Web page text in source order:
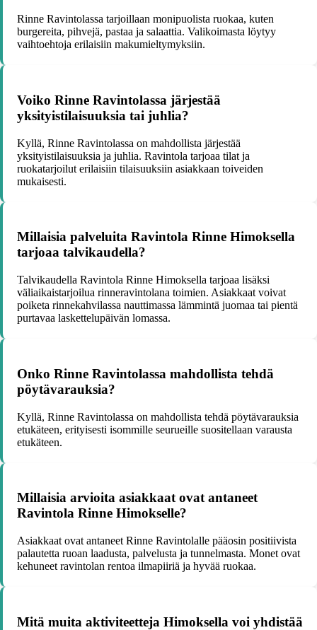
Rinne Ravintolassa tarjoillaan monipuolista ruokaa, kuten
burgereita, pihvejä, pastaa ja salaattia. Valikoimasta löytyy
vaihtoehtoja erilaisiin makumieltymyksiin.
Voiko Rinne Ravintolassa järjestää
yksityistilaisuuksia tai juhlia?
Kyllä, Rinne Ravintolassa on mahdollista järjestää
yksityistilaisuuksia ja juhlia. Ravintola tarjoaa tilat ja
ruokatarjoilut erilaisiin tilaisuuksiin asiakkaan toiveiden
mukaisesti.
Millaisia palveluita Ravintola Rinne Himoksella
tarjoaa talvikaudella?
Talvikaudella Ravintola Rinne Himoksella tarjoaa lisäksi
väliaikaistarjoilua rinneravintolana toimien. Asiakkaat voivat
poiketa rinnekahvilassa nauttimassa lämmintä juomaa tai pientä
purtavaa laskettelupäivän lomassa.
Onko Rinne Ravintolassa mahdollista tehdä
pöytävarauksia?
Kyllä, Rinne Ravintolassa on mahdollista tehdä pöytävarauksia
etukäteen, erityisesti isommille seurueille suositellaan varausta
etukäteen.
Millaisia arvioita asiakkaat ovat antaneet
Ravintola Rinne Himokselle?
Asiakkaat ovat antaneet Rinne Ravintolalle pääosin positiivista
palautetta ruoan laadusta, palvelusta ja tunnelmasta. Monet ovat
kehuneet ravintolan rentoa ilmapiiriä ja hyvää ruokaa.
Mitä muita aktiviteetteja Himoksella voi yhdistää